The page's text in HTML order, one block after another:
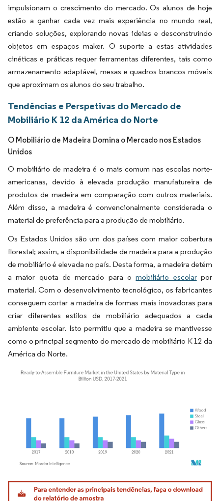
impulsionam o crescimento do mercado. Os alunos de hoje
estão a ganhar cada vez mais experiência no mundo real,
criando soluções, explorando novas ideias e desconstruindo
objetos em espaços maker. O suporte a estas atividades
cinéticas e práticas requer ferramentas diferentes, tais como
armazenamento adaptável, mesas e quadros brancos móveis
que aproximam os alunos do seu trabalho.
Tendências e Perspetivas do Mercado de
Mobiliário K 12 da América do Norte
O Mobiliário de Madeira Domina o Mercado nos Estados
Unidos
O mobiliário de madeira é o mais comum nas escolas norte-
americanas, devido à elevada produção manufatureira de
produtos de madeira em comparação com outros materiais.
Além disso, a madeira é convencionalmente considerada o
material de preferência para a produção de mobiliário.
Os Estados Unidos são um dos países com maior cobertura
florestal; assim, a disponibilidade de madeira para a produção
de mobiliário é elevada no país. Desta forma, a madeira detém
a maior quota de mercado para omobiliário escolarpor
material. Com o desenvolvimento tecnológico, os fabricantes
conseguem cortar a madeira de formas mais inovadoras para
criar diferentes estilos de mobiliário adequados a cada
ambiente escolar. Isto permitiu que a madeira se mantivesse
como o principal segmento do mercado de mobiliário K 12 da
América do Norte.
Imagem © Mordor Intelligence. O reuso requer atribuição conforme CC BY 4.0.